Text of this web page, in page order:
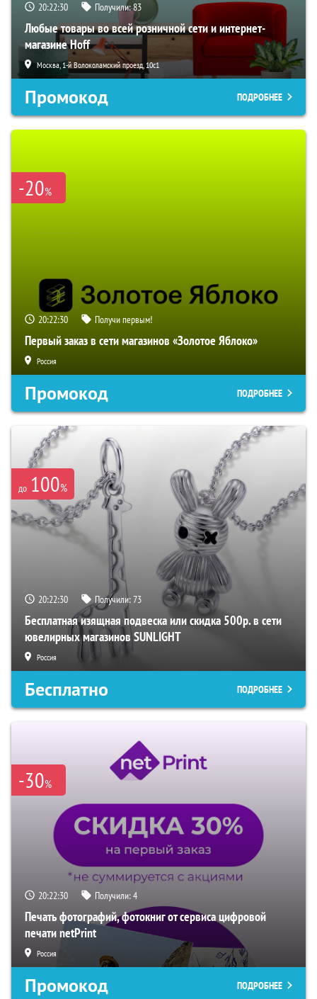
20:22:29 Получили:83
Любые товары во всей розничной сети и интернет-
магазине Hoff
Москва, 1-й Волоколамский проезд, 10с1
Промокод ПОДРОБНЕЕ
-20%
20:22:29 Получи первым!
Первый заказ в сети магазинов «Золотое Яблоко»
Россия
Промокод ПОДРОБНЕЕ
до 100%
20:22:29 Получили:73
Бесплатная изящная подвеска или скидка 500р. в сети
ювелирных магазинов SUNLIGHT
Россия
Бесплатно ПОДРОБНЕЕ
-30%
20:22:29 Получили:4
Печать фотографий, фотокниг от сервиса цифровой
печати netPrint
Россия
Промокод ПОДРОБНЕЕ